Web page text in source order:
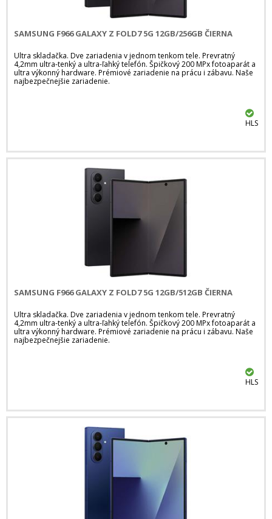
SAMSUNG F966 GALAXY Z FOLD7 5G 12GB/256GB ČIERNA
Ultra skladačka. Dve zariadenia v jednom tenkom tele. Prevratný
4,2mm ultra-tenký a ultra-ľahký telefón. Špičkový 200 MPx fotoaparát a
ultra výkonný hardware. Prémiové zariadenie na prácu i zábavu. Naše
najbezpečnejšie zariadenie.
HLS
SAMSUNG F966 GALAXY Z FOLD7 5G 12GB/512GB ČIERNA
Ultra skladačka. Dve zariadenia v jednom tenkom tele. Prevratný
4,2mm ultra-tenký a ultra-ľahký telefón. Špičkový 200 MPx fotoaparát a
ultra výkonný hardware. Prémiové zariadenie na prácu i zábavu. Naše
najbezpečnejšie zariadenie.
HLS